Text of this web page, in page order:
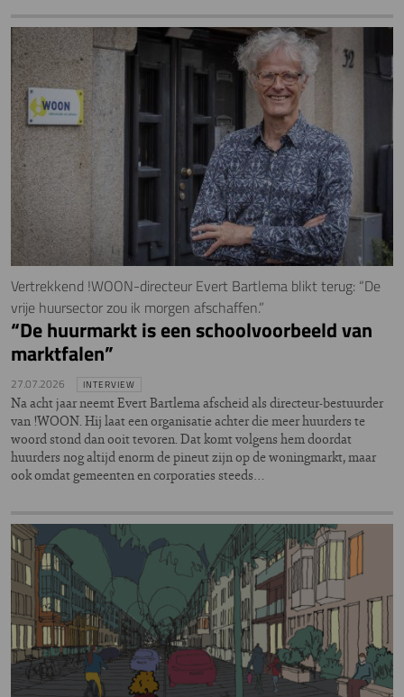
Vertrekkend !WOON-directeur Evert Bartlema blikt terug: “De
vrije huursector zou ik morgen afschaffen.”
“De huurmarkt is een schoolvoorbeeld van
marktfalen”
27.07.2026 INTERVIEW
Na acht jaar neemt Evert Bartlema afscheid als directeur-bestuurder
van !WOON. Hij laat een organisatie achter die meer huurders te
woord stond dan ooit tevoren. Dat komt volgens hem doordat
huurders nog altijd enorm de pineut zijn op de woningmarkt, maar
ook omdat gemeenten en corporaties steeds…